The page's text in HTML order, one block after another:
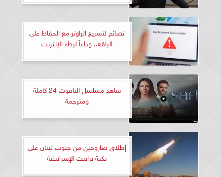
نصائح لتسريع الراوتر مع الحفاظ على
الباقة.. وداعاً لبطء الإنترنت
شاهد مسلسل الياقوت 24 كاملة
ومترجمة
إطلاق صاروخين من جنوب لبنان على
ثكنة برانيت الإسرائيلية